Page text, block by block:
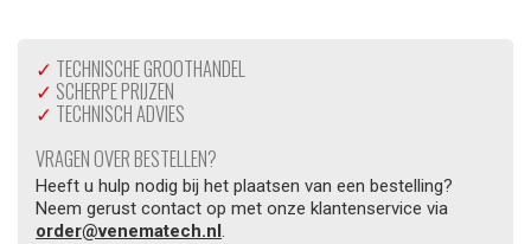
✓ TECHNISCHE GROOTHANDEL
✓ SCHERPE PRIJZEN
✓ TECHNISCH ADVIES
VRAGEN OVER BESTELLEN?
Heeft u hulp nodig bij het plaatsen van een bestelling?
Neem gerust contact op met onze klantenservice via
order@venematech.nl.